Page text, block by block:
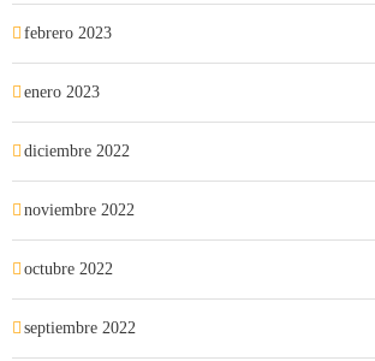
febrero 2023
enero 2023
diciembre 2022
noviembre 2022
octubre 2022
septiembre 2022